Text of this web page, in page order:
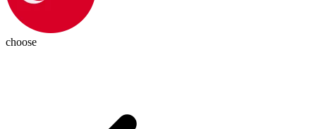
choose